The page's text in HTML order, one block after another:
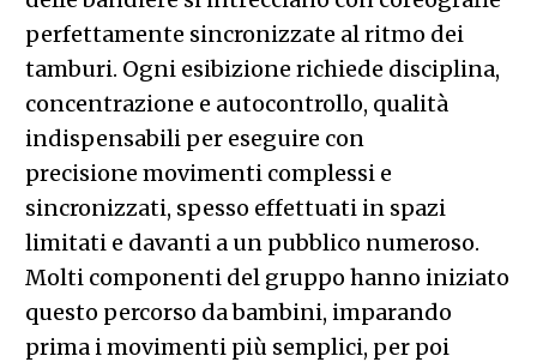
perfettamente sincronizzate al ritmo dei
tamburi. Ogni esibizione richiede disciplina,
concentrazione e autocontrollo, qualità
indispensabili per eseguire con
precisione movimenti complessi e
sincronizzati, spesso effettuati in spazi
limitati e davanti a un pubblico numeroso.
Molti componenti del gruppo hanno iniziato
questo percorso da bambini, imparando
prima i movimenti più semplici, per poi